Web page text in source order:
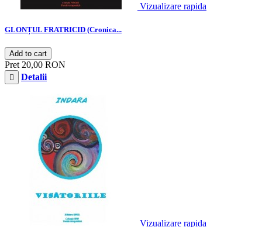
Vizualizare rapida
GLONȚUL FRATRICID (Cronica...
Add to cart
Pret 20,00 RON
 Detalii
Vizualizare rapida